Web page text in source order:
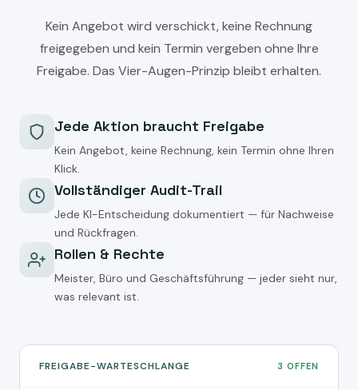
Kein Angebot wird verschickt, keine Rechnung
freigegeben und kein Termin vergeben ohne Ihre
Freigabe. Das Vier-Augen-Prinzip bleibt erhalten.
Jede Aktion braucht Freigabe
Kein Angebot, keine Rechnung, kein Termin ohne Ihren
Klick.
Vollständiger Audit-Trail
Jede KI-Entscheidung dokumentiert — für Nachweise
und Rückfragen.
Rollen & Rechte
Meister, Büro und Geschäftsführung — jeder sieht nur,
was relevant ist.
FREIGABE-WARTESCHLANGE 3 OFFEN